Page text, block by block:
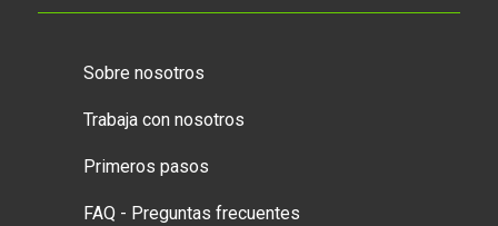
Sobre nosotros
Trabaja con nosotros
Primeros pasos
FAQ - Preguntas frecuentes